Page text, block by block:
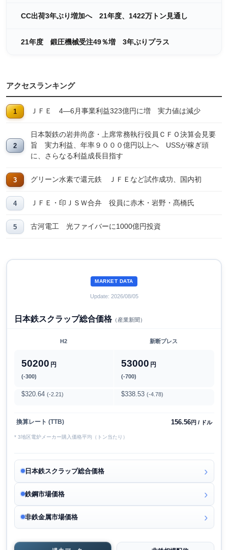
CC出荷3年ぶり増加へ 21年度、1422万トン見通し
21年度 鍛圧機械受注49％増 3年ぶりプラス
アクセスランキング
ＪＦＥ 4―6月事業利益323億円に増 実力値は減少
日本製鉄の岩井尚彦・上席常務執行役員ＣＦＯ決算会見要
旨 実力利益、年率９０００億円以上へ USSが稼ぎ頭
に、さらなる利益成長目指す
グリーン水素で還元鉄 ＪＦＥなど試作成功、国内初
ＪＦＥ・印ＪＳＷ合弁 役員に赤木・岩野・髙橋氏
古河電工 光ファイバーに1000億円投資
MARKET DATA
Update: 2026/08/05
日本鉄スクラップ総合価格（産業新聞）
H2 新断プレス
50200 円
(-300)
53000 円
(-700)
$320.64 (-2.21) $338.53 (-4.78)
換算レート (TTB) 156.56円 / ドル
* 3地区電炉メーカー購入価格平均（トン当たり）
日本鉄スクラップ総合価格
鉄鋼市場価格
非鉄金属市場価格